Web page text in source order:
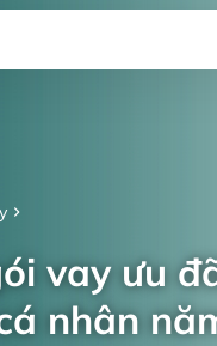
vay ưu
nhân